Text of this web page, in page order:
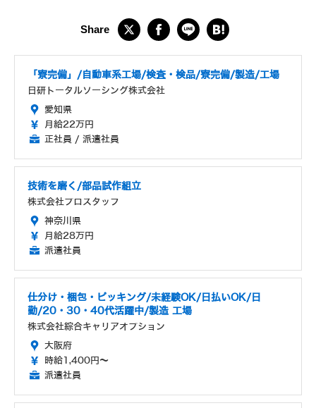
「寮完備」/自動車系工場/検査・検品/寮完備/製造/工場
日研トータルソーシング株式会社
愛知県
月給22万円
正社員 / 派遣社員
技術を磨く/部品試作組立
株式会社プロスタッフ
神奈川県
月給28万円
派遣社員
仕分け・梱包・ピッキング/未経験OK/日払いOK/日
勤/20・30・40代活躍中/製造 工場
株式会社綜合キャリアオプション
大阪府
時給1,400円～
派遣社員